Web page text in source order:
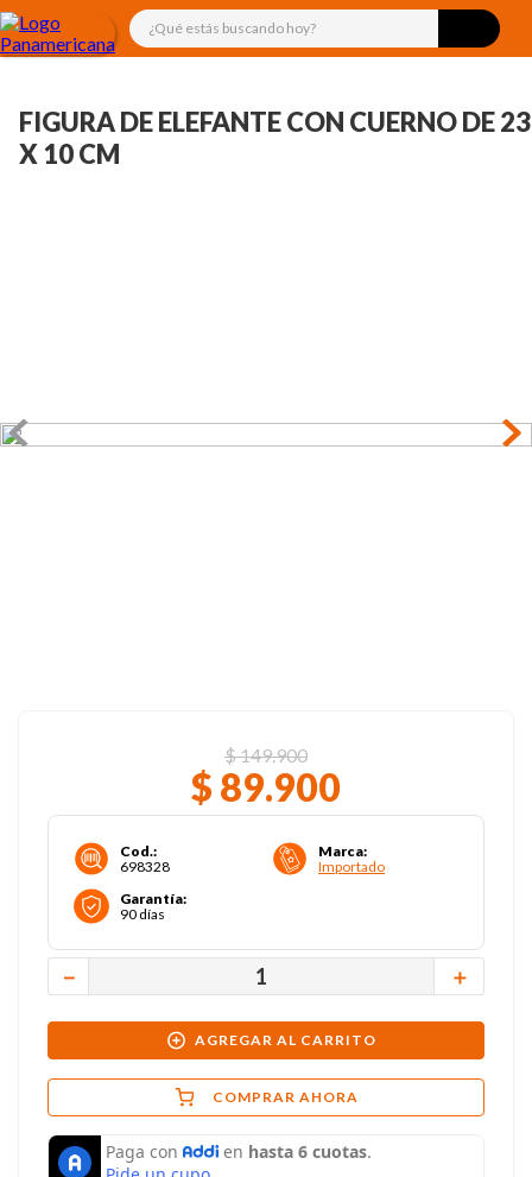
¿Qué estás buscando hoy?
FIGURA DE ELEFANTE CON CUERNO DE 23
X 10 CM
$149.900
$ 89.900
Cod.:
698328
Marca:
Importado
Garantía:
90 días
＋
－
AGREGAR AL CARRITO
COMPRAR AHORA